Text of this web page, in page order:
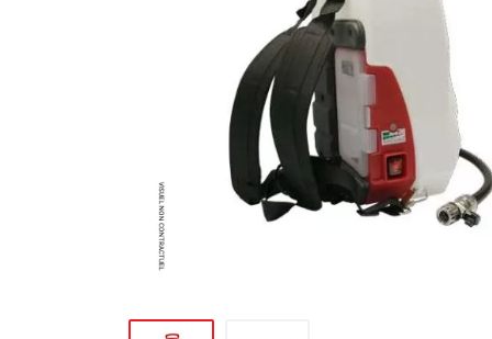
MACHINE DE PROJECTION ET
MATÉRIEL DE SABLAGE
POMPE ET PISTOLET À
DÉCOLLEUSE À PAPIER PEINT
ET MOQUETTE
MANUTENTION ET LEVAGE
DE CHANTIER